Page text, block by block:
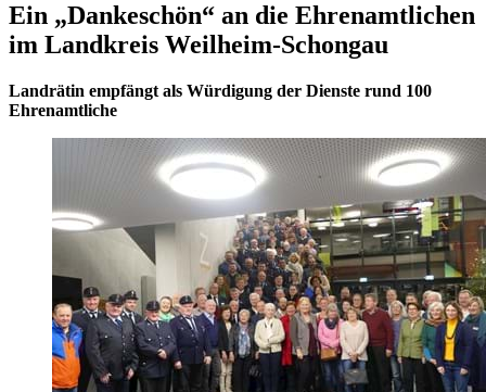
Ein „Dankeschön“ an die Ehrenamtlichen
im Landkreis Weilheim-Schongau
Landrätin empfängt als Würdigung der Dienste rund 100
Ehrenamtliche